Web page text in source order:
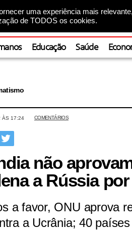
uma experiência mais
de TODOS os cookies.
Educação Saúde
ÀS 17:24 COMENTÁRIOS
não
a Rússia
a favor, ONU aprova
a Ucrânia; 40